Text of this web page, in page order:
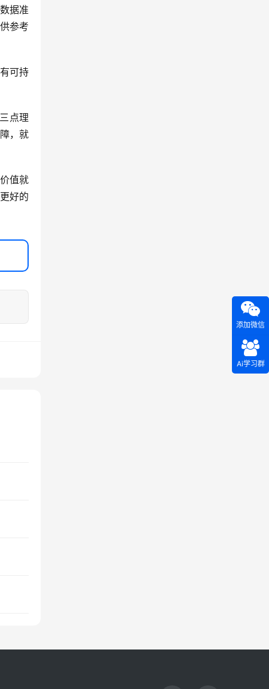
据准
参考
可持
点理
，就
值就
好的
添加微信
Ai学习群